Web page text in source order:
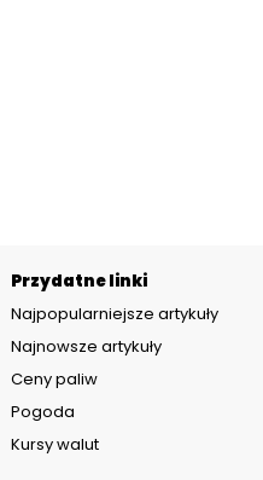
Przydatne linki
Najpopularniejsze artykuły
Najnowsze artykuły
Ceny paliw
Pogoda
Kursy walut